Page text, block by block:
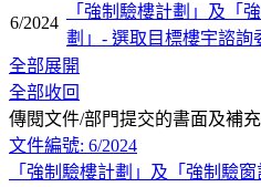
6/2024
「強制驗樓計劃」及「
劃」- 選取目標樓宇諮詢
全部展開
全部收回
傳閱文件/部門提交的書面及補
文件編號: 6/2024
「強制驗樓計劃」及「強制驗